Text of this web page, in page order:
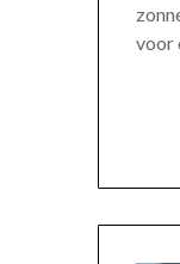
voor